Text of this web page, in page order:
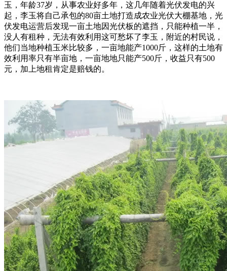
玉，年龄37岁，从事农业好多年，这几年随着光伏发电的兴
起，李玉将自己承包的80亩土地打造成农业光伏大棚基地，光
伏发电运营后发现一亩土地因光伏板的遮挡，只能种植一半，
没人有租种，无法有效利用这可愁坏了李玉，附近的村民说，
他们当地种植玉米比较多，一亩地能产1000斤，这样的土地有
效利用率只有半亩地，一亩地地只能产500斤，收益只有500
元，加上地租肯定是赔钱的。